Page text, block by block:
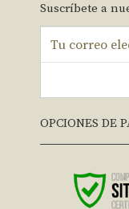
Suscríbete a
OPCIONES DE